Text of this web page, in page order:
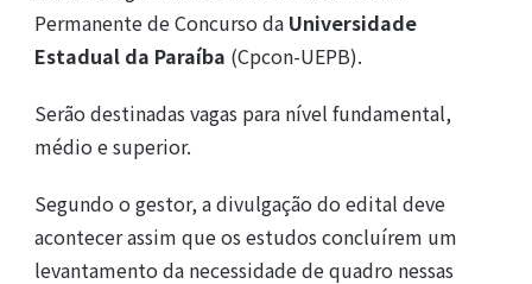
Permanente de Concurso da Universidade
Estadual da Paraíba (Cpcon-UEPB).
Serão destinadas vagas para nível fundamental,
médio e superior.
Segundo o gestor, a divulgação do edital deve
acontecer assim que os estudos concluírem um
levantamento da necessidade de quadro nessas